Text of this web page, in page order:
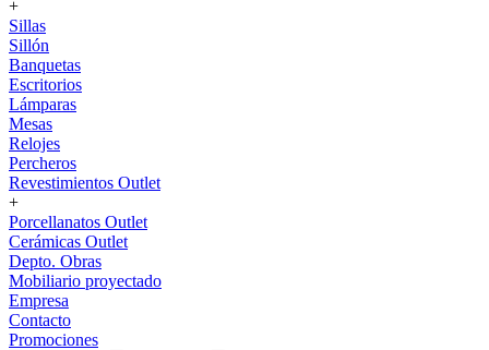
+
Sillas
Sillón
Banquetas
Escritorios
Lámparas
Mesas
Relojes
Percheros
Revestimientos Outlet
+
Porcellanatos Outlet
Cerámicas Outlet
Depto. Obras
Mobiliario proyectado
Empresa
Contacto
Promociones